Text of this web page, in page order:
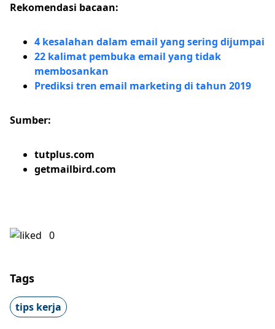
Rekomendasi bacaan:
4 kesalahan dalam email yang sering dijumpai
22 kalimat pembuka email yang tidak
membosankan
Prediksi tren email marketing di tahun 2019
Sumber:
tutplus.com
getmailbird.com
0
Tags
tips kerja